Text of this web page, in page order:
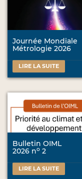
Journée Mondiale
Métrologie 2026
LIRE LA SUITE
Bulletin OIML
2026 no 2
LIRE LA SUITE